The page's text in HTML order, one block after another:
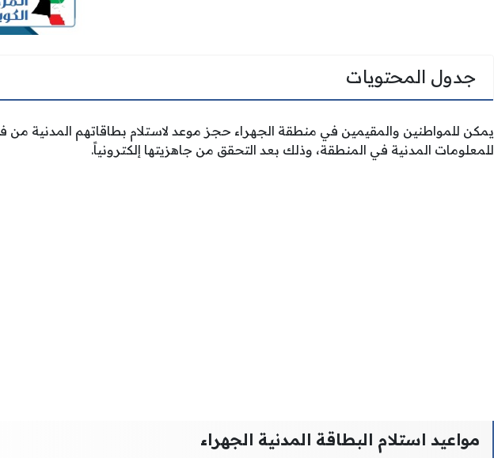
جدول المحتويات
يمكن للمواطنين والمقيمين في منطقة الجهراء حجز موعد لاستلام بطاقاتهم المدنية من
للمعلومات المدنية في المنطقة، وذلك بعد التحقق من جاهزيتها إلكترونياً.
مواعيد استلام البطاقة المدنية الجهراء